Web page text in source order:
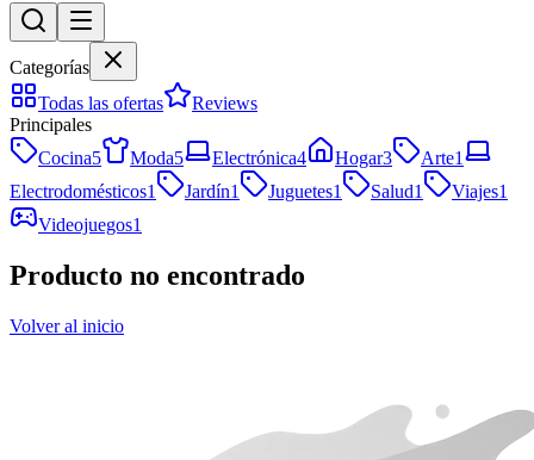
Categorías
Todas las ofertas
Reviews
Principales
Cocina5 Moda5 Electrónica4 Hogar3 Arte1
Electrodomésticos1 Jardín1 Juguetes1 Salud1 Viajes1
Videojuegos1
Producto no encontrado
Volver al inicio